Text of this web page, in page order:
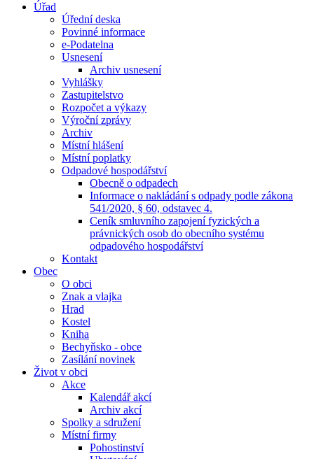
Úřad
Úřední deska
Povinné informace
e-Podatelna
Usnesení
Archiv usnesení
Vyhlášky
Zastupitelstvo
Rozpočet a výkazy
Výroční zprávy
Archiv
Místní hlášení
Místní poplatky
Odpadové hospodářství
Obecně o odpadech
Informace o nakládání s odpady podle zákona
541/2020, § 60, odstavec 4.
Ceník smluvního zapojení fyzických a
právnických osob do obecního systému
odpadového hospodářství
Kontakt
Obec
O obci
Znak a vlajka
Hrad
Kostel
Kniha
Bechyňsko - obce
Zasílání novinek
Život v obci
Akce
Kalendář akcí
Archiv akcí
Spolky a sdružení
Místní firmy
Pohostinství